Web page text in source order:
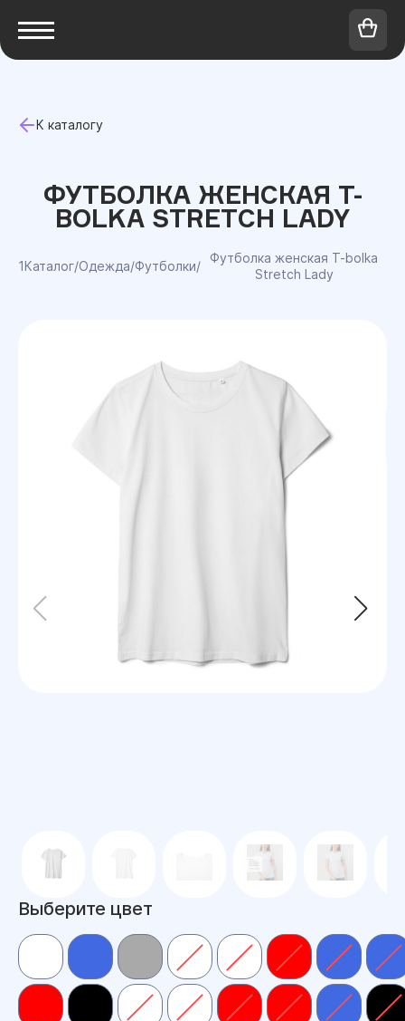
К каталогу
ФУТБОЛКА ЖЕНСКАЯ T-
BOLKA STRETCH LADY
1Каталог/Одежда/Футболки/
Футболка женская T-bolka
Stretch Lady
Выберите цвет